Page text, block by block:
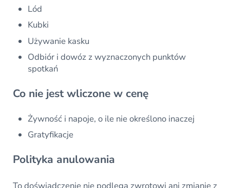
Lód
Kubki
Używanie kasku
Odbiór i dowóz z wyznaczonych punktów
spotkań
Co nie jest wliczone w cenę
Żywność i napoje, o ile nie określono inaczej
Gratyfikacje
Polityka anulowania
To doświadczenie nie podlega zwrotowi ani zmianie z